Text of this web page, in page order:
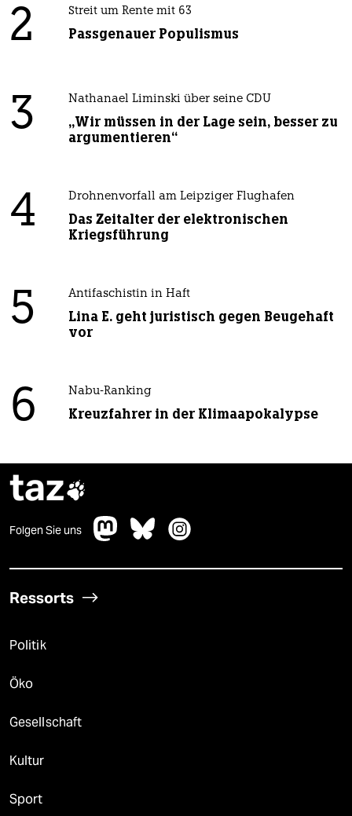
2 Streit um Rente mit 63
Passgenauer Populismus
3 Nathanael Liminski über seine CDU
„Wir müssen in der Lage sein, besser zu
argumentieren“
4 Drohnenvorfall am Leipziger Flughafen
Das Zeitalter der elektronischen
Kriegsführung
5 Antifaschistin in Haft
Lina E. geht juristisch gegen Beugehaft
vor
6 Nabu-Ranking
Kreuzfahrer in der Klimaapokalypse
taz
Folgen Sie uns
Ressorts
Politik
Öko
Gesellschaft
Kultur
Sport